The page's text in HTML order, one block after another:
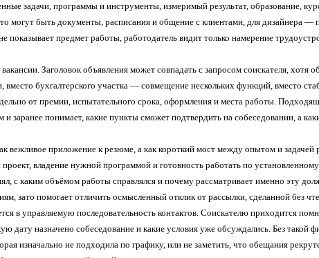
задачи, программы и инструменты, измеримый результат, образование,
могут быть документы, расписания и общение с клиентами, для дизайнера
показывает предмет работы, работодатель видит только намерение
Заголовок объявления может совпадать с запросом соискателя, хотя
бухгалтерского участка — совмещение нескольких функций, вместо
от премии, испытательного срока, оформления и места работы.
заранее понимает, какие пункты сможет подтвердить на собеседовании, а
вежливое приложение к резюме, а как короткий мост между опытом и задачей
владение нужной программой и готовность работать по
с каким объёмом работы справлялся и почему рассматривает именно эту
зато помогает отличить осмысленный отклик от рассылки, сделанной без
в управляемую последовательность контактов. Соискателю приходится
дату назначено собеседование и какие условия уже обсуждались. Без такой
изначально не подходила по графику, или не заметить, что обещания